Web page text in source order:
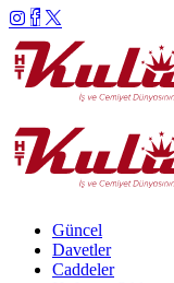
Güncel
Davetler
Caddeler